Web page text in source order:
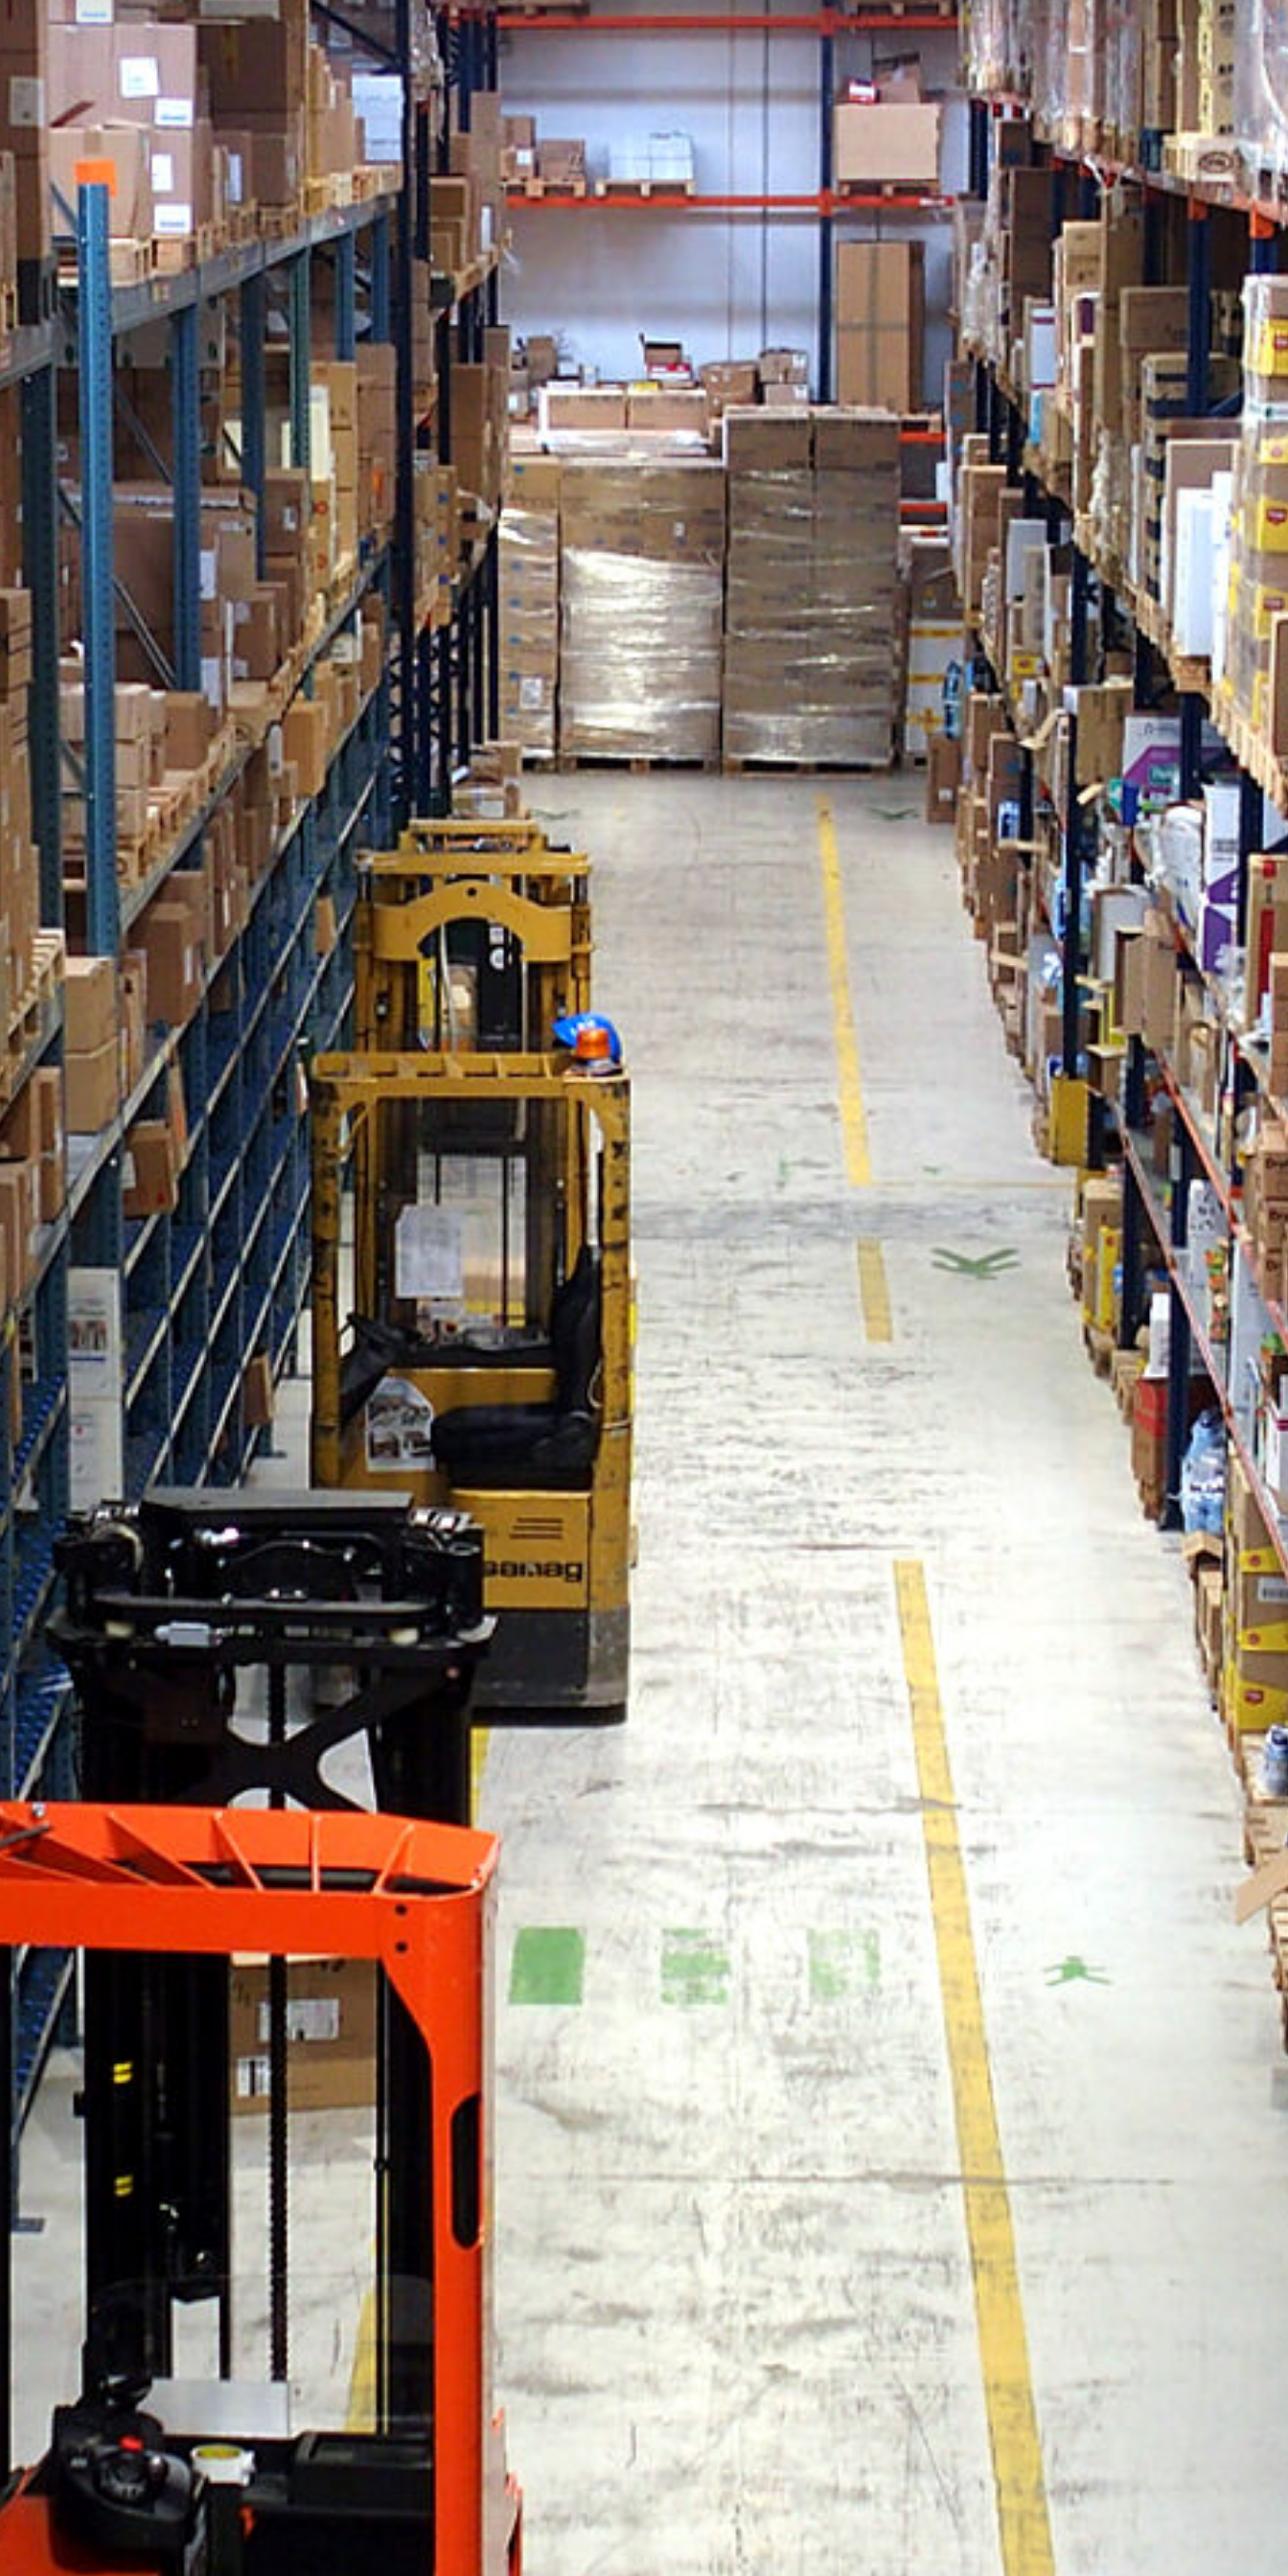
die Ihre Daten auf Grundlage Ihrer Einwilligung übermittelt werden
sollen, kein der DSGVO vergleichbares Datenschutzniveau besteht.
Es besteht also u. a. das Risiko, dass Sie Ihre Betroffenenrechte
nicht wirksam ausüben können oder Ihre Daten durch staatliche
Strafverfolgungsbehörden oder durch andere Dritte entgegen den
Vorgaben der DSGVO verarbeitet werden können. Diese
Einwilligungen können Sie jederzeit mit Wirkung für die Zukunft
widerrufen, indem Sie die Verwendung von Cookies über Ihre
Browsereinstellungen deaktivieren.
Datenschutzerklärung
Impressum